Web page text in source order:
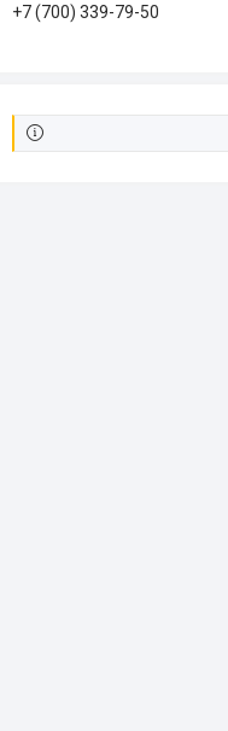
+7 (700) 339-79-50